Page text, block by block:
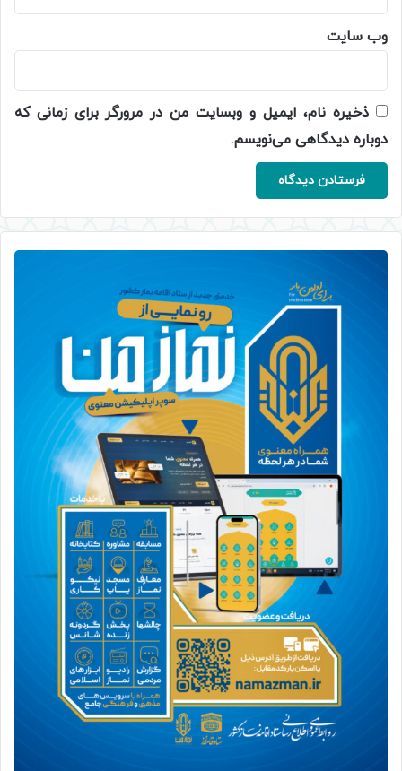
وب‌ سایت
ذخیره نام، ایمیل و وبسایت من در مرورگر برای زمانی که
دوباره دیدگاهی می‌نویسم.